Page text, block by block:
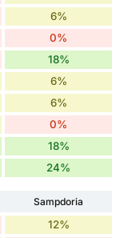
6%
0%
18%
6%
6%
0%
18%
24%
Sampdoria
12%